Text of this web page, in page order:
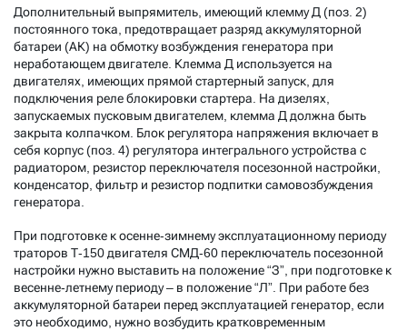
Дополнительный выпрямитель, имеющий клемму Д (поз. 2)
постоянного тока, предотвращает разряд аккумуляторной
батареи (АК) на обмотку возбуждения генератора при
неработающем двигателе. Клемма Д используется на
двигателях, имеющих прямой стартерный запуск, для
подключения реле блокировки стартера. На дизелях,
запускаемых пусковым двигателем, клемма Д должна быть
закрыта колпачком. Блок регулятора напряжения включает в
себя корпус (поз. 4) регулятора интегрального устройства с
радиатором, резистор переключателя посезонной настройки,
конденсатор, фильтр и резистор подпитки самовозбуждения
генератора.
При подготовке к осенне-зимнему эксплуатационному периоду
траторов Т-150 двигателя СМД-60 переключатель посезонной
настройки нужно выставить на положение “З”, при подготовке к
весенне-летнему периоду – в положение “Л”. При работе без
аккумуляторной батареи перед эксплуатацией генератор, если
это необходимо, нужно возбудить кратковременным